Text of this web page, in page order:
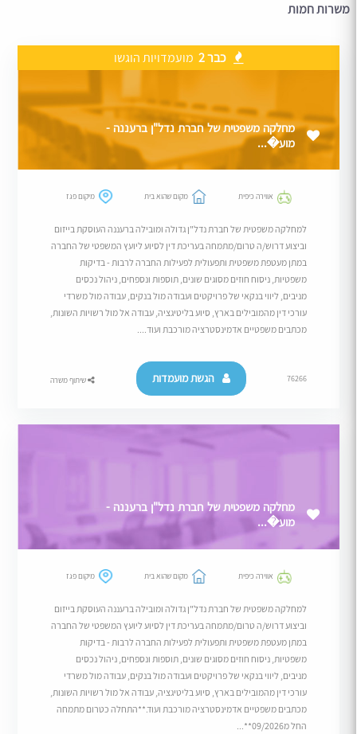
משרות חמות
כבר 2 מועמדויות הוגשו
מחלקה משפטית של חברת נדל"ן ברעננה -
מוע�...
אווירה כיפית מקום שהוא בית מיקום פגז
למחלקה משפטית של חברת נדל"ן גדולה ומובילה ברעננה העוסקת בייזום
וביצוע דרוש/ה טרום/מתמחה בעריכת דין לסיוע ליועץ המשפטי של החברה
במתן מעטפת משפטית ותפעולית לפעילות החברה לרבות - בדיקות
משפטיות, ניסוח חוזים מסוגים שונים, תוספות ונספחים, ניהול נכסים
מניבים, ליווי בנקאי של פרויקטים ועבודה מול בנקים, עבודה מול משרדי
עורכי דין מהמובילים בארץ, סיוע בליטיגציה, עבודה אל מול רשויות השונות,
מכתבים משפטיים אדמינסטרציה מורכבת ועוד....
76266 הגשת מועמדות שיתוף משרה
מחלקה משפטית של חברת נדל"ן ברעננה -
מוע�...
אווירה כיפית מקום שהוא בית מיקום פגז
למחלקה משפטית של חברת נדל"ן גדולה ומובילה ברעננה העוסקת בייזום
וביצוע דרוש/ה טרום/מתמחה בעריכת דין לסיוע ליועץ המשפטי של החברה
במתן מעטפת משפטית ותפעולית לפעילות החברה לרבות - בדיקות
משפטיות, ניסוח חוזים מסוגים שונים, תוספות ונספחים, ניהול נכסים
מניבים, ליווי בנקאי של פרויקטים ועבודה מול בנקים, עבודה מול משרדי
עורכי דין מהמובילים בארץ, סיוע בליטיגציה, עבודה אל מול רשויות השונות,
מכתבים משפטיים אדמינסטרציה מורכבת ועוד.**התחלה כטרום מתמחה
החל מ09/2026**...